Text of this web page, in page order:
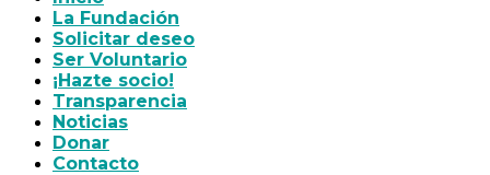
La Fundación
Solicitar deseo
Ser Voluntario
¡Hazte socio!
Transparencia
Noticias
Donar
Contacto